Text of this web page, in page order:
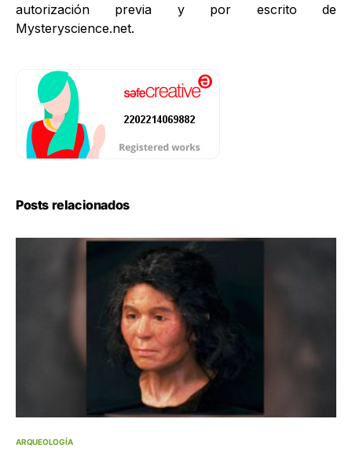
autorización previa y por escrito de
Mysteryscience.net.
Posts relacionados
ARQUEOLOGÍA